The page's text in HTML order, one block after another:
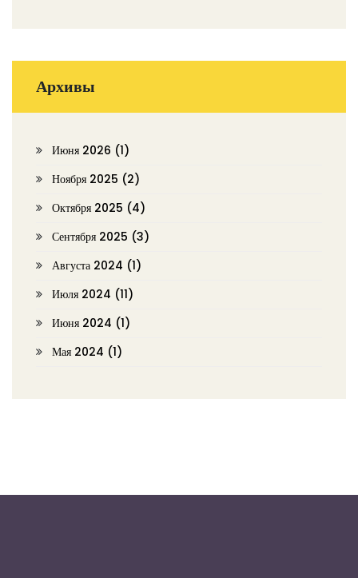
Архивы
Июня 2026 (1)
Ноября 2025 (2)
Октября 2025 (4)
Сентября 2025 (3)
Августа 2024 (1)
Июля 2024 (11)
Июня 2024 (1)
Мая 2024 (1)